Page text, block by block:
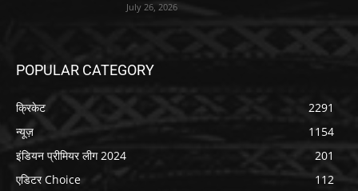
July 26, 2026
POPULAR CATEGORY
क्रिकेट
2291
न्यूज़
1154
इंडियन प्रीमियर लीग 2024
201
एडिटर Choice
112